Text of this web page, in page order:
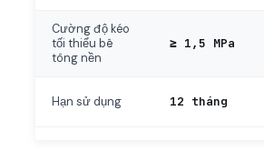
Cường độ kéo
tối thiểu bê
tông nền
≥ 1,5 MPa
Hạn sử dụng 12 tháng